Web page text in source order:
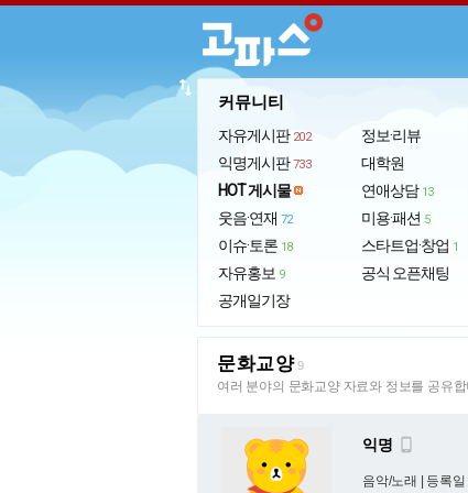
커뮤니티
자유게시판 202
익명게시판 733
HOT 게시물
웃음·연재 72
이슈·토론 18
자유홍보 9
공개일기장
정보·리뷰
대학원
연애상담 13
미용·패션 5
스타트업·창업 1
공식 오픈채팅
import_export
문화교양 9
여러 분야의 문화교양 자료와 정보를 공유
익명 
음악/노래 | 등록